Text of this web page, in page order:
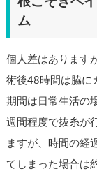
ム
個人差はあります
術後48時間は脇に
期間は日常生活の
週間程度で抜糸が
ますが、時間の経
てしまった場合は